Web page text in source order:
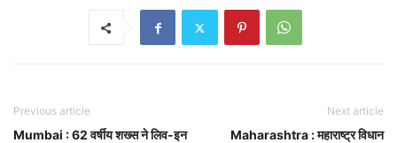
Previous article
Mumbai : 62 वर्षीय शख्स ने लिव-इन
Next article
Maharashtra : महाराष्ट्र विधान